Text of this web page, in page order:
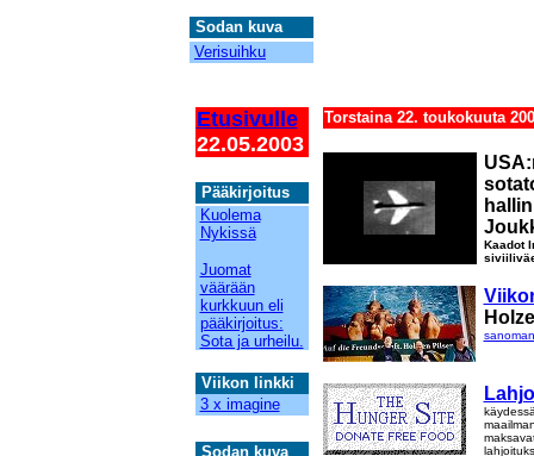
Sodan kuva
Verisuihku
Etusivulle
22.05.2003
Pääkirjoitus
Kuolema
Nykissä
Juomat
väärään
kurkkuun eli
pääkirjoitus:
Sota ja urheilu.
Viikon linkki
3 x imagine
Sodan kuva
Torstaina 22. toukokuuta
Kaadot